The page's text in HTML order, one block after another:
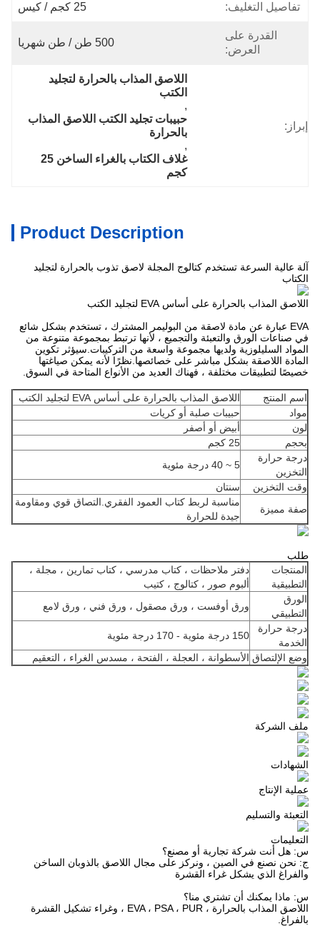
تفاصيل التغليف: 25 كجم / كيس
القدرة على
العرض:
500 طن / طن شهريا
إبراز:
اللاصق المذاب بالحرارة لتجليد
الكتب
,
حبيبات تجليد الكتب اللاصق المذاب
بالحرارة
,
غلاف الكتاب بالغراء الساخن 25
كجم
Product Description
آلة عالية السرعة تستخدم كتالوج المجلة لاصق تذوب بالحرارة لتجليد
الكتاب
اللاصق المذاب بالحرارة على أساس EVA لتجليد الكتب
EVA عبارة عن مادة لاصقة من البوليمر المشترك ، تستخدم بشكل شائع
في صناعات الورق والتعبئة والتجميع ، لأنها ترتبط بمجموعة متنوعة من
المواد السليلوزية ولديها مجموعة واسعة من التركيبات.سيؤثر تكوين
المادة اللاصقة بشكل مباشر على خصائصها.نظرًا لأنه يمكن صياغتها
خصيصًا لتطبيقات مختلفة ، فهناك العديد من الأنواع المتاحة في السوق.
اسم المنتج
اللاصق المذاب بالحرارة على أساس EVA لتجليد الكتب
مواد
حبيبات صلبة أو كريات
لون
أبيض أو أصفر
بحجم
25 كجم
درجة حرارة
التخزين
5 ~ 40 درجة مئوية
وقت التخزين
سنتان
صفة مميزة
مناسبة لربط كتاب العمود الفقري.التصاق قوي ومقاومة
جيدة للحرارة
طلب
المنتجات
التطبيقية
دفتر ملاحظات ، كتاب مدرسي ، كتاب تمارين ، مجلة ،
ألبوم صور ، كتالوج ، كتيب
الورق
التطبيقي
ورق أوفست ، ورق مصقول ، ورق فني ، ورق لامع
درجة حرارة
الخدمة
150 درجة مئوية - 170 درجة مئوية
وضع الإلتصاق الأسطوانة ، العجلة ، الفتحة ، مسدس الغراء ، التعقيم
ملف الشركة
الشهادات
عملية الإنتاج
التعبئة والتسليم
التعليمات
س: هل أنت شركة تجارية أو مصنع؟
ج: نحن نصنع في الصين ، ونركز على مجال اللاصق بالذوبان الساخن
والفراغ الذي يشكل غراء القشرة
س: ماذا يمكنك أن تشتري منا؟
اللاصق المذاب بالحرارة ، EVA ، PSA ، PUR ، وغراء تشكيل القشرة
بالفراغ.